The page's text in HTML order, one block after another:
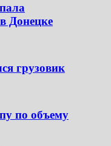
Донецке
грузовик
по объему